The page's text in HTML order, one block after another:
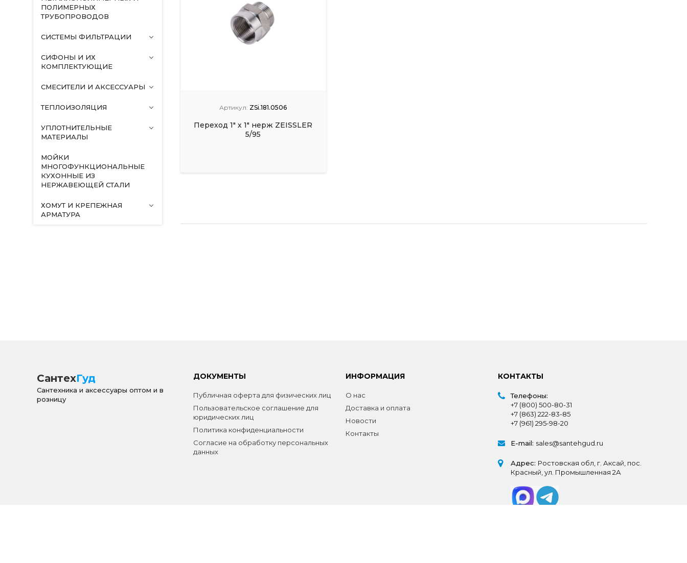
ПОЛИМЕРНЫХ
ТРУБОПРОВОДОВ
СИСТЕМЫ ФИЛЬТРАЦИИ
СИФОНЫ И ИХ
КОМПЛЕКТУЮЩИЕ
СМЕСИТЕЛИ И АКСЕССУАРЫ
ТЕПЛОИЗОЛЯЦИЯ
УПЛОТНИТЕЛЬНЫЕ
МАТЕРИАЛЫ
МОЙКИ
МНОГОФУНКЦИОНАЛЬНЫЕ
КУХОННЫЕ ИЗ
НЕРЖАВЕЮЩЕЙ СТАЛИ
ХОМУТ И КРЕПЕЖНАЯ
АРМАТУРА
Артикул: ZSi.181.0506
Переход 1" х 1" нерж ZEISSLER
5/95
СантехГуд
Сантехника и аксессуары оптом и в
розницу
ДОКУМЕНТЫ
Публичная оферта для физических лиц
Пользовательское соглашение для
юридических лиц
Политика конфиденциальности
Согласие на обработку персональных
данных
ИНФОРМАЦИЯ
О нас
Доставка и оплата
Новости
Контакты
КОНТАКТЫ
Телефоны:
+7 (800) 500-80-31
+7 (863) 222-83-85
+7 (961) 295-98-20
E-mail: sales@santehgud.ru
Адрес: Ростовская обл, г. Аксай, пос.
Красный, ул. Промышленная 2А